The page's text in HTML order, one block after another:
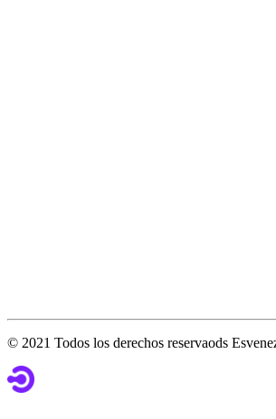
© 2021 Todos los derechos reservaods